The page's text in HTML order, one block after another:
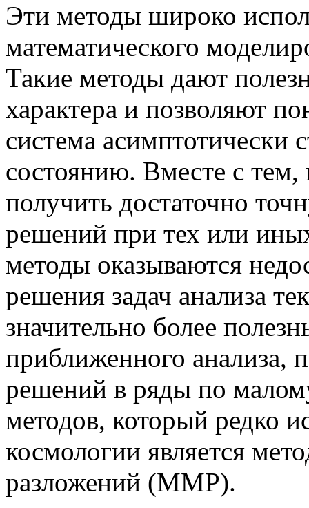
Эти методы широко
математического
Такие методы дают
характера и позволяют
система асимптотически
состоянию. Вместе с тем,
получить достаточно
решений при тех или
методы оказываются
решения задач анализа
значительно более
приближенного анализа,
решений в ряды по
методов, который редко
космологии является
разложений (ММР).